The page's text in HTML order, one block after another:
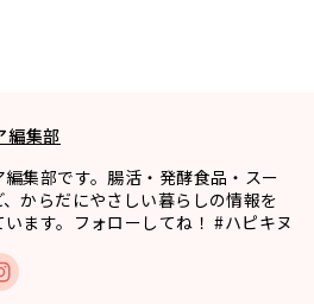
編集部
集部です。腸活・発酵食品・スー
からだにやさしい暮らしの情報を
ます。フォローしてね！ #ハピキヌ